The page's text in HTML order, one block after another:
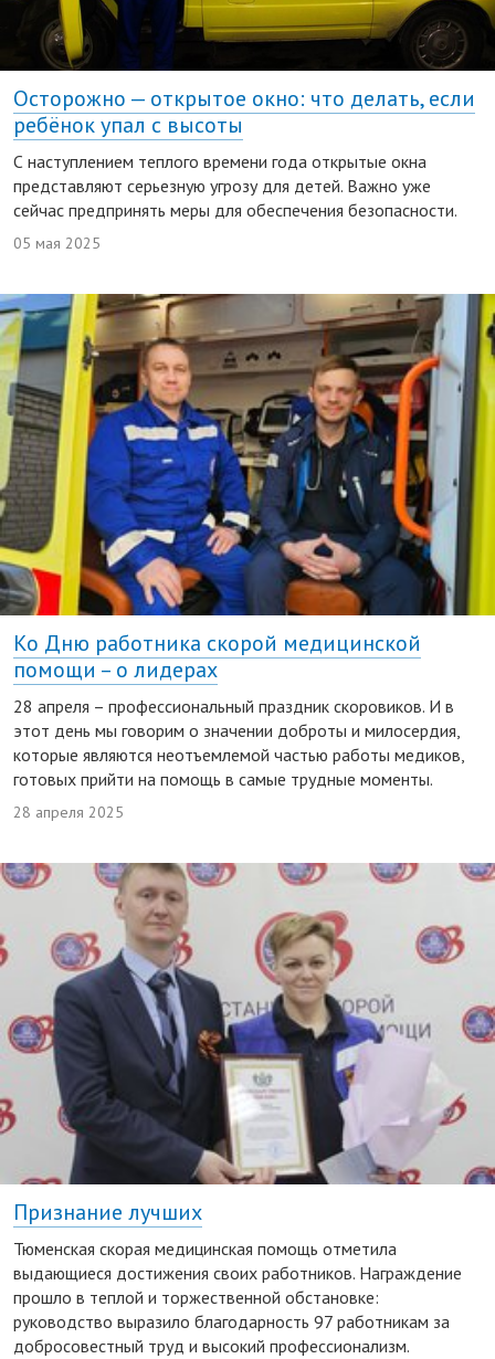
Осторожно — открытое окно: что делать, если
ребёнок упал с высоты
С наступлением теплого времени года открытые окна
представляют серьезную угрозу для детей. Важно уже
сейчас предпринять меры для обеспечения безопасности.
05 мая 2025
Ко Дню работника скорой медицинской
помощи – о лидерах
28 апреля – профессиональный праздник скоровиков. И в
этот день мы говорим о значении доброты и милосердия,
которые являются неотъемлемой частью работы медиков,
готовых прийти на помощь в самые трудные моменты.
28 апреля 2025
Признание лучших
Тюменская скорая медицинская помощь отметила
выдающиеся достижения своих работников. Награждение
прошло в теплой и торжественной обстановке:
руководство выразило благодарность 97 работникам за
добросовестный труд и высокий профессионализм.